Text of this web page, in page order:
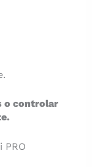
o controlar
PRO